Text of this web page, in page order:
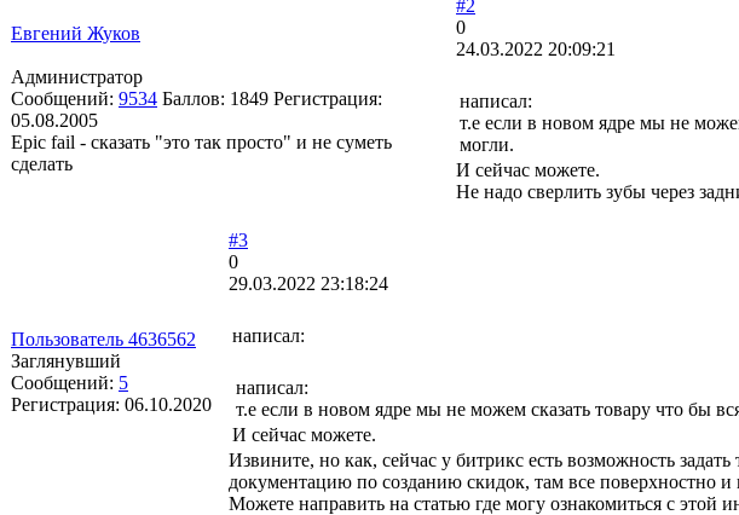
Евгений Жуков
Администратор
Сообщений: 9534 Баллов: 1849 Регистрация:
05.08.2005
Epic fail - сказать "это так просто" и не суметь
сделать
#2
0
24.03.2022 20:09:21
написал:
т.е если в новом ядре мы не
могли.
И сейчас можете.
Не надо сверлить зубы через
Пользователь 4636562
Заглянувший
Сообщений: 5
Регистрация: 06.10.2020
#3
0
29.03.2022 23:18:24
написал:
написал:
т.е если в новом ядре мы не можем сказать товару что бы
И сейчас можете.
Извините, но как, сейчас у битрикс есть возможность
документацию по созданию скидок, там все поверхностно и
Можете направить на статью где могу ознакомиться с этой